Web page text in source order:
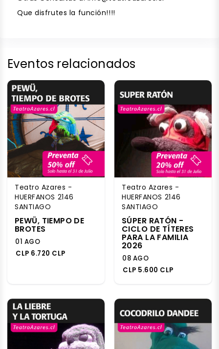
Que disfrutes la función!!!!
Eventos relacionados
Teatro Azares -
HUERFANOS 2146
SANTIAGO
PEWÜ, TIEMPO DE
BROTES
01 AGO
CLP 6.720 CLP
Teatro Azares -
HUERFANOS 2146
SANTIAGO
SÚPER RATÓN -
CICLO DE TÍTERES
PARA LA FAMILIA
2026
08 AGO
CLP 5.600 CLP